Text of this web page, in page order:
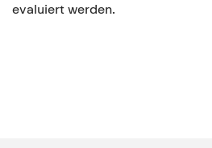
evaluiert werden.